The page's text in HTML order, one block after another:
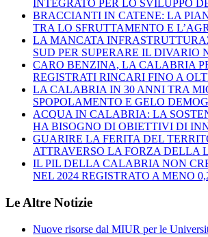
INTEGRATO PER LO SVILUPPO
BRACCIANTI IN CATENE: LA
TRA LO SFRUTTAMENTO E
LA MANCATA
SUD PER SUPERARE IL DIVARIO
CARO BENZINA, LA CALABRIA
REGISTRATI RINCARI FINO A
LA CALABRIA IN 30 ANNI TRA
SPOPOLAMENTO E GELO
ACQUA IN CALABRIA: LA
HA BISOGNO DI OBIETTIVI DI
GUARIRE LA FERITA DEL
ATTRAVERSO LA FORZA DELLA
IL PIL DELLA CALABRIA NON
NEL 2024 REGISTRATO A MENO
Le Altre Notizie
Nuove risorse dal MIUR per le